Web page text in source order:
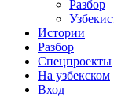
Разбор
Истории
Разбор
Спецпроекты
На узбекском
Вход